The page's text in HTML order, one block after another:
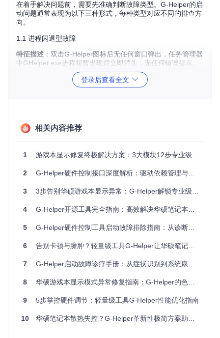
在着手解决问题前，需要先准确判断故障类型。G-Helper的启
动问题通常表现为以下三种形式，每种类型对应不同的排查方
向。
1.1 进程闪退型故障
特征描述 ：双击G-Helper图标后无任何窗口弹出，任务管理器
中GHelper.exe进程短暂出现后立即消失，无任何错误提示。
：.NET运行时环境缺失、系统权限不足或配置文件损
：按住Shift键右键点击G-Helper可执行文件，选
🔧排查要点：
确认程序文件完整性（可重新下载最新版本）
1.2 界面冻结型故障
击无响应，或出现卡顿、假死现象。
冲突。
用，若持续高于200MB或CPU使用率超过50%，则可能存在资
检查华硕系统控制接口服务状态
1.3 功能失效型故障
特征描述：程序能够正常启动，但部分核心功能无法使用，如
登录后查看全文
相关内容推荐
1 游戏本显示修复终极解决方案：3大模块12步专业级色彩还原指南
2 G-Helper硬件控制接口深度解析：驱动依赖管理与功能实现指南
3 3步告别华硕游戏本显示异常：G-Helper解锁专业级色彩修复方案
4 G-Helper开源工具完全指南：高效解决华硕笔记本风扇异常问题
5 G-Helper硬件控制工具启动故障排除指南：从诊断到系统优化
6 告别卡顿与臃肿？轻量级工具G-Helper让华硕笔记本性能优化更简单
7 G-Helper启动故障诊疗手册：从症状识别到系统康复的全流程方案
8 华硕游戏本显示模式异常修复指南：G-Helper的色彩配置解决方案
9 5步掌控硬件调节：轻量级工具G-Helper性能优化指南
10 华硕笔记本散热失控？G-Helper革新性极简方案助你精准控温